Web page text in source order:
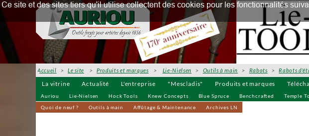
La vitrine Actualité L'entreprise "Mescladis" Produits et marques
Auriou Lie-Nielsen Hock Tools Knew Concepts Blue Spruce Benchcrafted Temple
Quoi de neuf ?
Outils à main Affûtage & Maintenance Archives LN
Accueil >Le site >Produits et marques > Lie-Nielsen > Outils à main > Rabots >Rabots
Ce site et des sites tiers qu'il utilise collectent des cookies pour les fonctionnalités